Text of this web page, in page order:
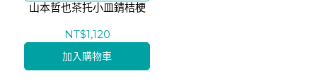
的質感
山本哲也茶托小皿錆桔梗
NT$1,120
加入購物車